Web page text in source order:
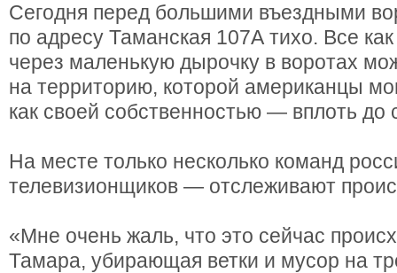
Сегодня перед большими въездными
по адресу Таманская 107А тихо. Все
через маленькую дырочку в воротах
на территорию, которой американцы
как своей собственностью — вплоть до
На месте только несколько команд
телевизионщиков — отслеживают
«Мне очень жаль, что это сейчас
Тамара, убирающая ветки и мусор на